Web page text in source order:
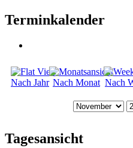
Terminkalender
Nach Jahr Nach Monat Nach
Tagesansicht